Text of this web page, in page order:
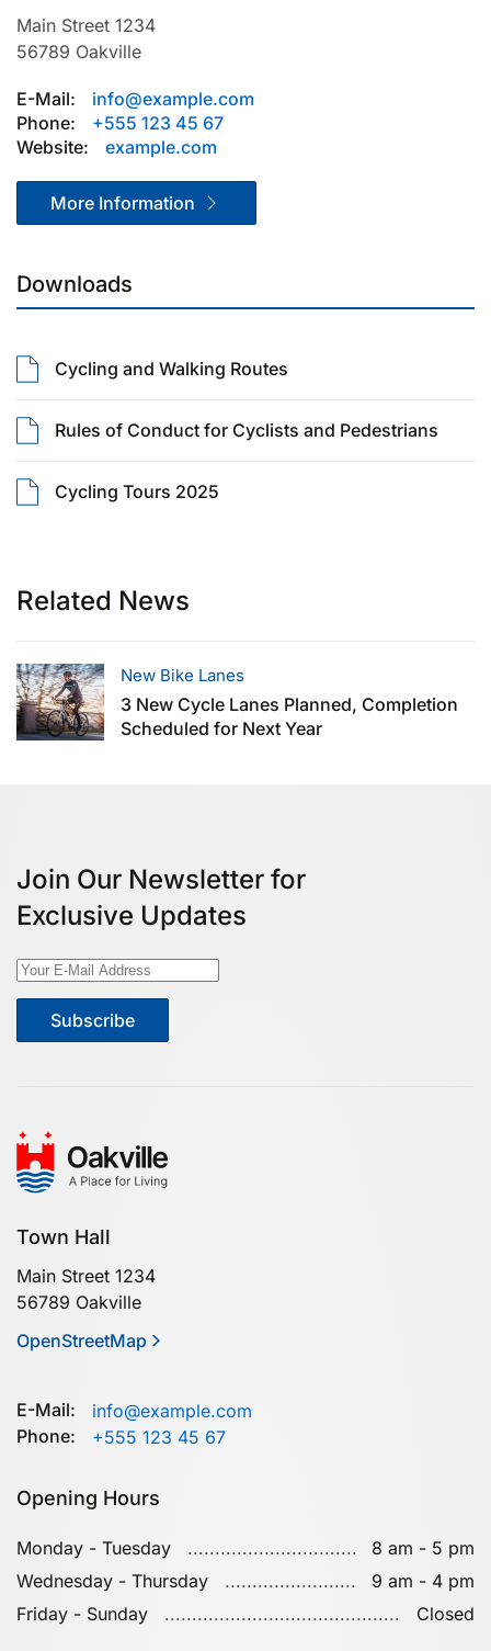
Main Street 1234
56789 Oakville
E-Mail:
info@example.com
Phone:
+555 123 45 67
Website:
example.com
More Information
Downloads
Cycling and Walking Routes
Rules of Conduct for Cyclists and Pedestrians
Cycling Tours 2025
Related News
New Bike Lanes
3 New Cycle Lanes Planned, Completion
Scheduled for Next Year
Join Our Newsletter for
Exclusive Updates
Subscribe
Town Hall
Main Street 1234
56789 Oakville
OpenStreetMap
E-Mail:
info@example.com
Phone:
+555 123 45 67
Opening Hours
Monday - Tuesday
8 am - 5 pm
Wednesday - Thursday
9 am - 4 pm
Friday - Sunday
Closed